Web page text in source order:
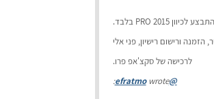
השדרוג יכול להתבצע לכיוון 2015 PRO בלבד.
הזמנה ורישום רישיון, פני אלי
לרכישה של סקצ'אפ פרו.
@efratmo
wrote: